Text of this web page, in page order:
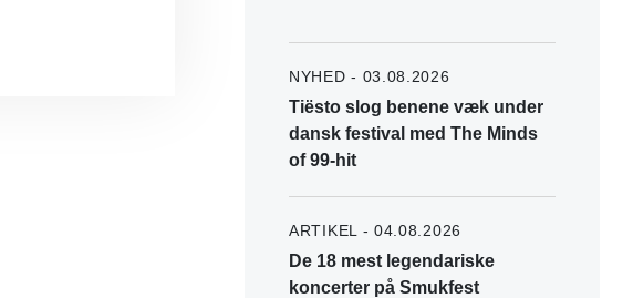
NYHED - 03.08.2026
Tiësto slog benene væk under
dansk festival med The Minds
of 99-hit
ARTIKEL - 04.08.2026
De 18 mest legendariske
koncerter på Smukfest